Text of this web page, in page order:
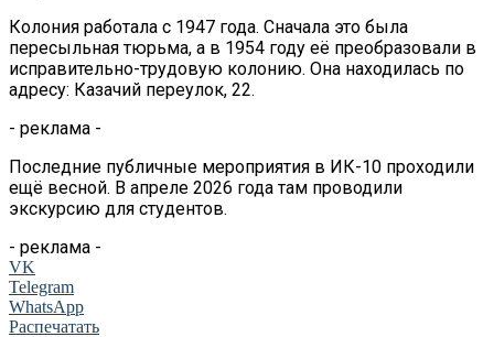
Колония работала с 1947 года. Сначала это была
пересыльная тюрьма, а в 1954 году её преобразовали в
исправительно-трудовую колонию. Она находилась по
адресу: Казачий переулок, 22.
- реклама -
Последние публичные мероприятия в ИК-10 проходили
ещё весной. В апреле 2026 года там проводили
экскурсию для студентов.
- реклама -
VK
Telegram
WhatsApp
Распечатать